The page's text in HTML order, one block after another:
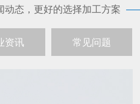
动态，更好的选择加工方案
资讯 常见问题